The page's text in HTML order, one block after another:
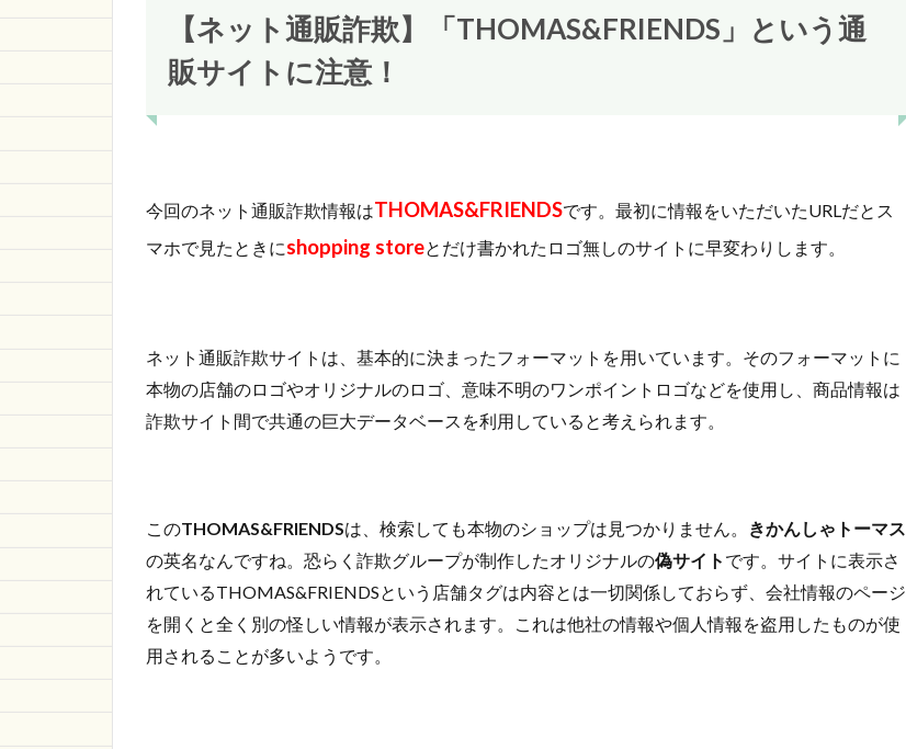
1.1
THOMAS&FRIENDS
の詐欺サイト情報
さい
ごに
【ネット通販詐欺】「THOMAS&FRIENDS」という通
販サイトに注意！
今回のネット通販詐欺情報はTHOMAS&FRIENDSです。最初に情報をいただいたURLだとス
マホで見たときにshopping storeとだけ書かれたロゴ無しのサイトに早変わりします。
ネット通販詐欺サイトは、基本的に決まったフォーマットを用いています。そのフォーマットに
本物の店舗のロゴやオリジナルのロゴ、意味不明のワンポイントロゴなどを使用し、商品情報は
詐欺サイト間で共通の巨大データベースを利用していると考えられます。
このTHOMAS&FRIENDSは、検索しても本物のショップは見つかりません。
きかんしゃトーマス
の英名なんですね。恐らく詐欺グループが制作したオリジナルの偽サイト です。サイトに表示さ
れているTHOMAS&FRIENDSという店舗タグは内容とは一切関係しておらず、会社情報のページ
を開くと全く別の怪しい情報が表示されます。これは他社の情報や個人情報を盗用したものが使
用されることが多いようです。